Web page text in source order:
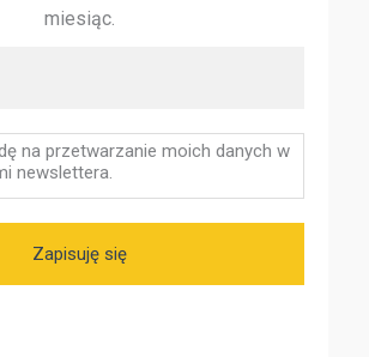
miesiąc.
na przetwarzanie moich danych w
newslettera.